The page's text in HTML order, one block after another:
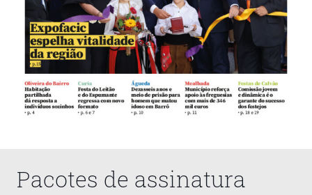
Pacotes de assinatura